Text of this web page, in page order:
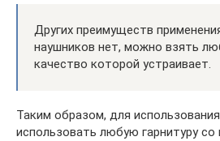
Других преимуществ
наушников нет, можно взять
качество которой устраивает.
Таким образом, для
использовать любую гарнитуру